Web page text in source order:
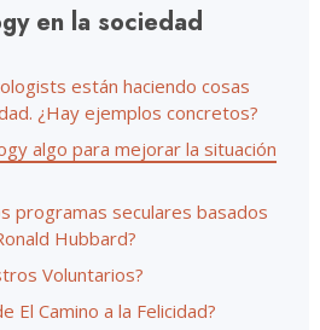
en la sociedad
están haciendo cosas
¿Hay ejemplos concretos?
algo para mejorar la situación
programas seculares basados
Hubbard?
Voluntarios?
El Camino a la Felicidad?